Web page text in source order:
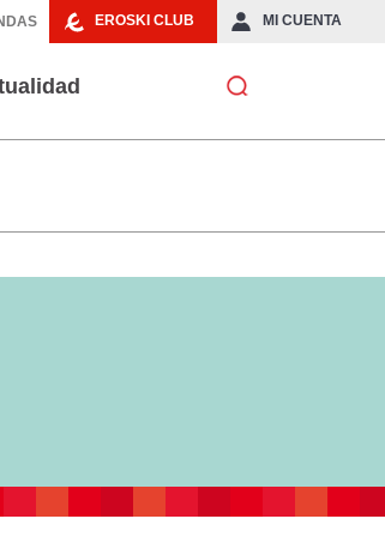
EROSKI CLUB MI CUENTA